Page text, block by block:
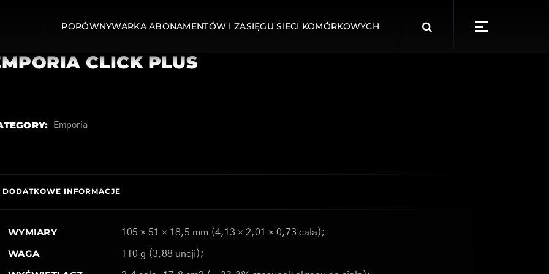
PORÓWNYWARKA ABONAMENTÓW I ZASIĘGU SIECI KOMÓRKOWYCH
for:
CLICK PLUS
Emporia
DODATKOWE INFORMACJE
WYMIARY 105 × 51 × 18,5 mm (4,13 × 2,01 × 0,73 cala);
WAGA 110 g (3,88 uncji);